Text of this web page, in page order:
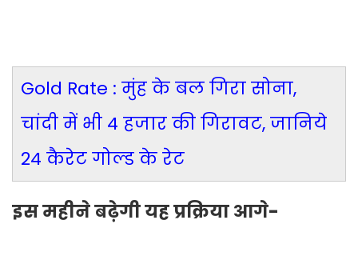
Gold Rate : मुंह के बल गिरा सोना,
चांदी में भी 4 हजार की गिरावट, जानिये
24 कैरेट गोल्ड के रेट
इस महीने बढ़ेगी यह प्रक्रिया आगे-